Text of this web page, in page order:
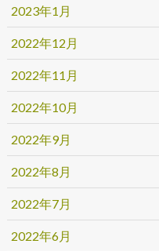
2023年1月
2022年12月
2022年11月
2022年10月
2022年9月
2022年8月
2022年7月
2022年6月